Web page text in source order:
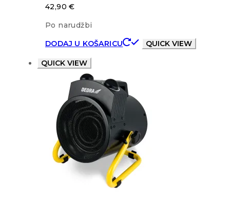
42,90€
Po narudžbi
DODAJ U KOŠARICU
QUICK VIEW
QUICK VIEW